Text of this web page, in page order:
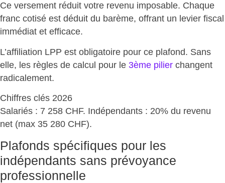
Ce versement réduit votre revenu imposable. Chaque
franc cotisé est déduit du barème, offrant un levier fiscal
immédiat et efficace.
L’affiliation LPP est obligatoire pour ce plafond. Sans
elle, les règles de calcul pour le 3ème pilier changent
radicalement.
Chiffres clés 2026
Salariés : 7 258 CHF. Indépendants : 20% du revenu
net (max 35 280 CHF).
Plafonds spécifiques pour les
indépendants sans prévoyance
professionnelle